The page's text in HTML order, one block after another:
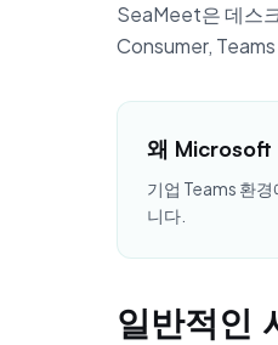
SeaMeet은 데스
Consumer,
왜 Microsoft
기업 Teams 환
니다.
일반적인